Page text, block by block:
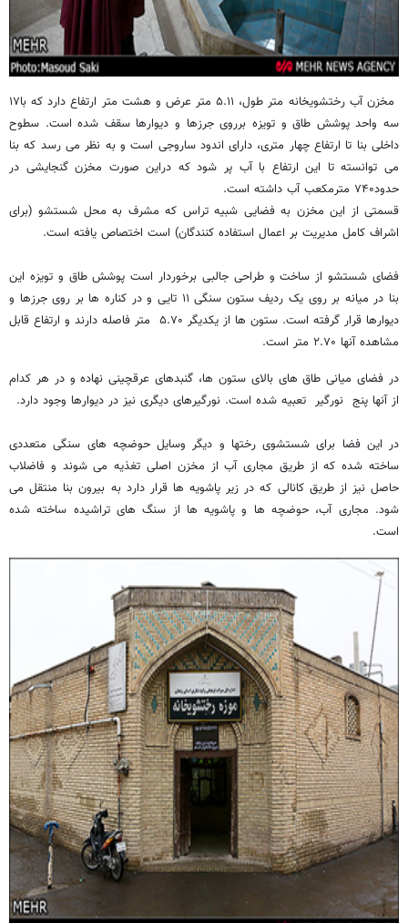
مخزن آب رختشویخانه ‪۱۷متر طول، ۵.۱۱ متر عرض و هشت متر ارتفاع دارد که با
سه واحد پوشش طاق و تویزه برروی جرزها و دیوارها سقف شده است. سطوح
داخلی بنا تا ارتفاع چهار متری، دارای اندود ساروجی است و به نظر می رسد که بنا
می توانسته تا این ارتفاع با آب پر شود که دراین صورت مخزن گنجایشی در
حدود۷۴۰ مترمکعب آب داشته است
.
قسمتی از این مخزن به فضایی شبیه تراس که مشرف به محل شستشو (برای
اشراف کامل مدیریت بر اعمال استفاده کنندگان) است اختصاص یافته است.
فضای شستشو از ساخت و طراحی جالبی برخوردار است پوشش طاق و تویزه این
بنا در میانه بر روی یک ردیف ستون سنگی ۱۱ تایی و در کناره ها بر روی جرزها و
دیوارها قرار گرفته است. ستون ها از یکدیگر ۵.۷۰ متر فاصله دارند و ارتفاع قابل
مشاهده آنها ۲.۷۰ متر است.
در فضای میانی طاق های بالای ستون ها، گنبدهای عرقچینی نهاده و در هر کدام
از آنها پنج نورگیر تعبیه شده است. نورگیرهای دیگری نیز در دیوارها وجود دارد.
در این فضا برای شستشوی رختها و دیگر وسایل حوضچه های سنگی متعددی
ساخته شده که از طریق مجاری آب از مخزن اصلی تغذیه می شوند و فاضلاب
حاصل نیز از طریق کانالی که در زیر پاشویه ها قرار دارد به بیرون بنا منتقل می
شود. مجاری آب، حوضچه ها و پاشویه ها از سنگ های تراشیده ساخته شده
است.